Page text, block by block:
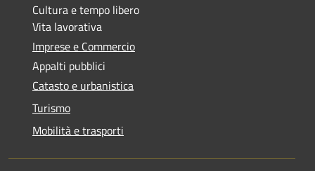
Cultura e tempo libero
Vita lavorativa
Imprese e Commercio
Appalti pubblici
Catasto e urbanistica
Turismo
Mobilità e trasporti